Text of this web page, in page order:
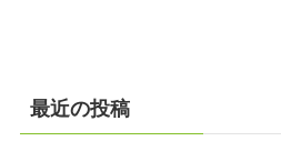
最近の投稿